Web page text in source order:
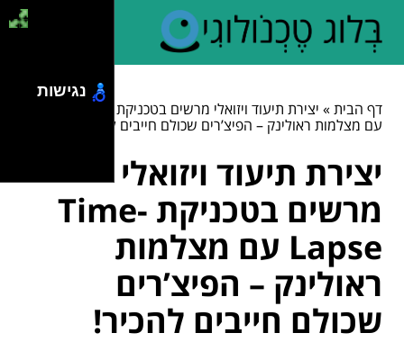
דף הבית»
עם מצלמות ראולינק – הפיצ’רים שכולם חייבים להכיר!
יצירת תיעוד ויזואלי
מרשים בטכניקת Time-
Lapse עם מצלמות
ראולינק – הפיצ’רים
שכולם חייבים להכיר!
נגישות